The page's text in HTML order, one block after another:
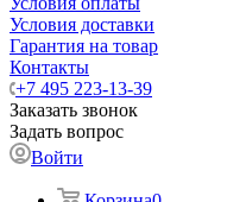
Условия доставки
Гарантия на товар
Контакты
+7 495 223-13-39
Заказать звонок
Задать вопрос
Войти